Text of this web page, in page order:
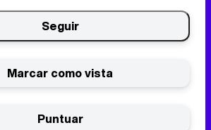
Seguir
Marcar como vista
Puntuar